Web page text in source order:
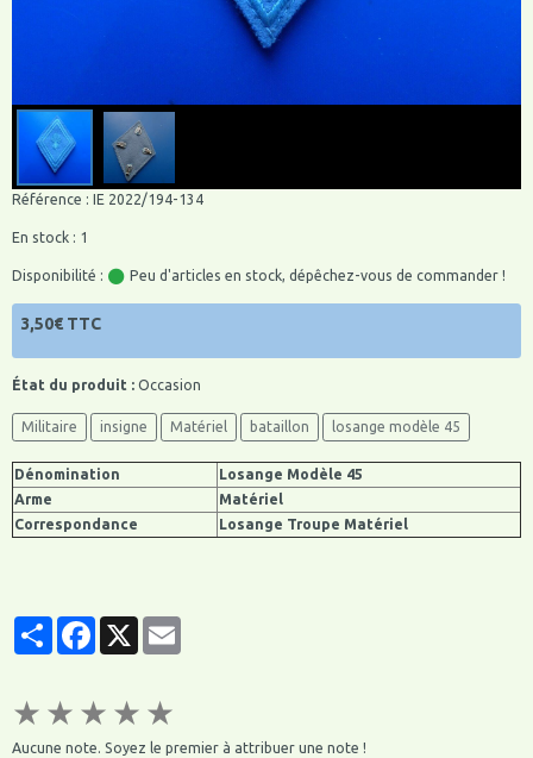
Référence : IE 2022/194-134
En stock : 1
Disponibilité : Peu d'articles en stock, dépêchez-vous de commander !
3,50€ TTC
État du produit : Occasion
Militaire insigne Matériel bataillon losange modèle 45
Dénomination
Losange Modèle 45
Arme
Matériel
Correspondance
Losange Troupe Matériel
PartagerFacebook
★ ★ ★ ★ ★
Aucune note. Soyez le premier à attribuer une note !